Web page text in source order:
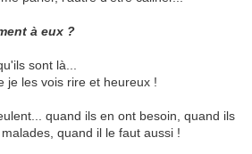
à eux ?
sont là...
je les vois rire et heureux !
quand ils en ont besoin, quand ils
quand il le faut aussi !